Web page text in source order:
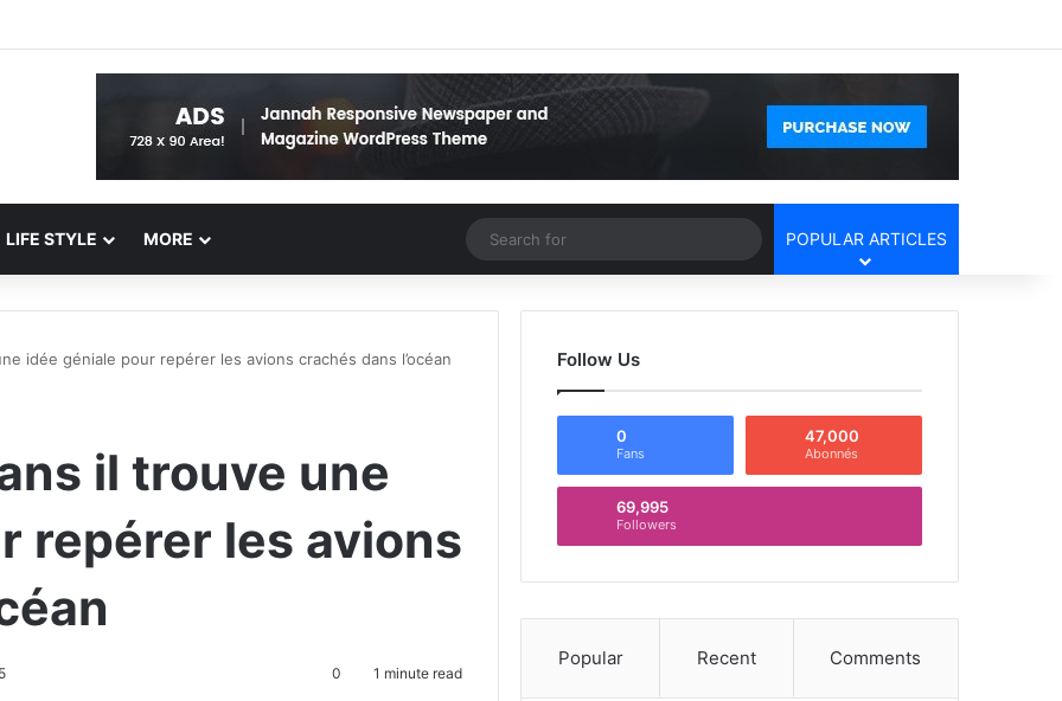
LIFE STYLE MORE Random Article
Search
for
POPULAR ARTICLES
idée géniale pour repérer les avions crachés dans l’océan
il trouve une
repérer les avions
0 1 minute read
Follow Us
0
Fans
47,000
Abonnés
69,995
Followers
Popular Recent Comments